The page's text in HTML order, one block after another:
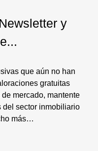
y
que aún no han
gratuitas
mercado, mantente
del sector inmobiliario
más…